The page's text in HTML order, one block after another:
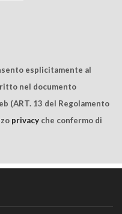
esplicitamente al
nel documento
(ART. 13 del Regolamento
privacy che confermo di